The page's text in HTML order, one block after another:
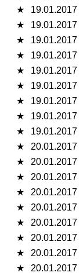
★
19.01.2017
★
19.01.2017
★
19.01.2017
★
19.01.2017
★
19.01.2017
★
19.01.2017
★
19.01.2017
★
19.01.2017
★
19.01.2017
★
20.01.2017
★
20.01.2017
★
20.01.2017
★
20.01.2017
★
20.01.2017
★
20.01.2017
★
20.01.2017
★
20.01.2017
★
20.01.2017